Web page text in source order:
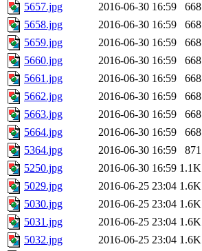
5657.jpg
2016-06-30 16:59
668
5658.jpg
2016-06-30 16:59
668
5659.jpg
2016-06-30 16:59
668
5660.jpg
2016-06-30 16:59
668
5661.jpg
2016-06-30 16:59
668
5662.jpg
2016-06-30 16:59
668
5663.jpg
2016-06-30 16:59
668
5664.jpg
2016-06-30 16:59
668
5364.jpg
2016-06-30 16:59
871
5250.jpg
2016-06-30 16:59 1.1K
5029.jpg
2016-06-25 23:04 1.6K
5030.jpg
2016-06-25 23:04 1.6K
5031.jpg
2016-06-25 23:04 1.6K
5032.jpg
2016-06-25 23:04 1.6K